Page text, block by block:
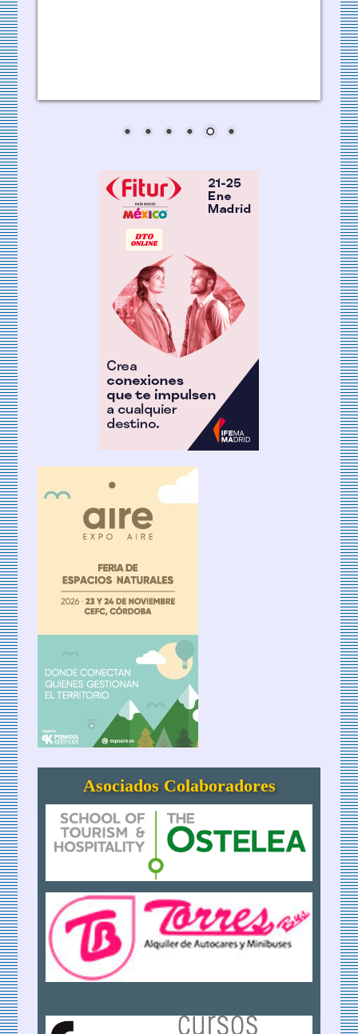
Asociados Colaboradores